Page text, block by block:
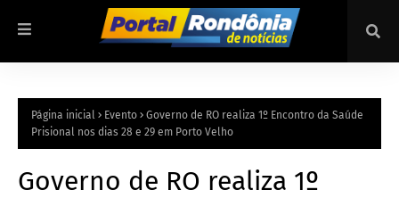
Página inicial Evento
Governo de RO realiza 1º Encontro da Saúde
Prisional nos dias 28 e 29 em Porto Velho
Governo de RO realiza 1º